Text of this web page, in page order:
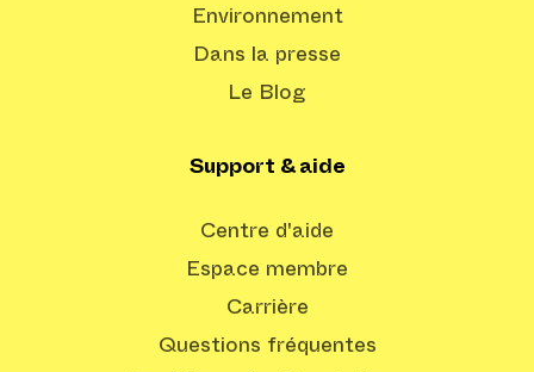
Environnement
Dans la presse
Le Blog
Support & aide
Centre d'aide
Espace membre
Carrière
Questions fréquentes